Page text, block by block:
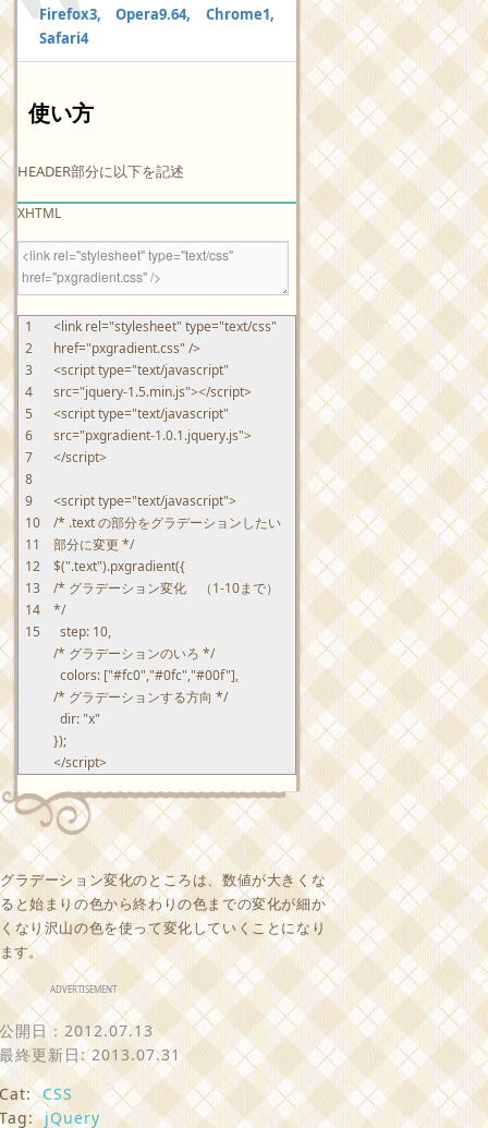
Firefox3, Opera9.64, Chrome1,
Safari4
使い方
HEADER部分に以下を記述
XHTML
1
2
3
4
5
6
7
8
9
10
11
12
13
14
15
<link rel="stylesheet" type="text/css"
href="pxgradient.css" />
<scripttype="text/javascript"
src="jquery-1.5.min.js"></script>
<scripttype="text/javascript"
src="pxgradient-1.0.1.jquery.js">
</script>
<scripttype="text/javascript">
/* .text の部分をグラデーションしたい
部分に変更 */
$(".text").pxgradient({
/* グラデーション変化 （1-10まで）
*/
step: 10,
/* グラデーションのいろ */
colors: ["#fc0","#0fc","#00f"],
/* グラデーションする方向 */
dir: "x"
});
</script>
グラデーション変化のところは、数値が大きくな
ると始まりの色から終わりの色までの変化が細か
くなり沢山の色を使って変化していくことになり
ます。
ADVERTISEMENT
公開日： 2012.07.13
最終更新日: 2013.07.31
Cat: CSS
Tag:
jQuery